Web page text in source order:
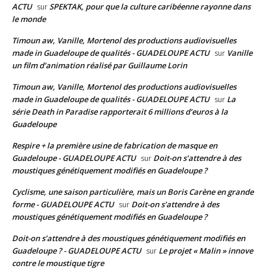
ACTU surSPEKTAK, pour que la culture caribéenne rayonne dans
le monde
Timoun aw, Vanille, Mortenol des productions audiovisuelles
made in Guadeloupe de qualités - GUADELOUPE ACTU sur Vanille
un film d’animation réalisé par Guillaume Lorin
Timoun aw, Vanille, Mortenol des productions audiovisuelles
made in Guadeloupe de qualités - GUADELOUPE ACTU sur La
série Death in Paradise rapporterait 6 millions d’euros à la
Guadeloupe
Respire + la première usine de fabrication de masque en
Guadeloupe - GUADELOUPE ACTU sur Doit-on s’attendre à des
moustiques génétiquement modifiés en Guadeloupe ?
Cyclisme, une saison particulière, mais un Boris Carène en grande
forme - GUADELOUPE ACTU sur Doit-on s’attendre à des
moustiques génétiquement modifiés en Guadeloupe ?
Doit-on s’attendre à des moustiques génétiquement modifiés en
Guadeloupe ? - GUADELOUPE ACTU sur Le projet « Malin » innove
contre le moustique tigre